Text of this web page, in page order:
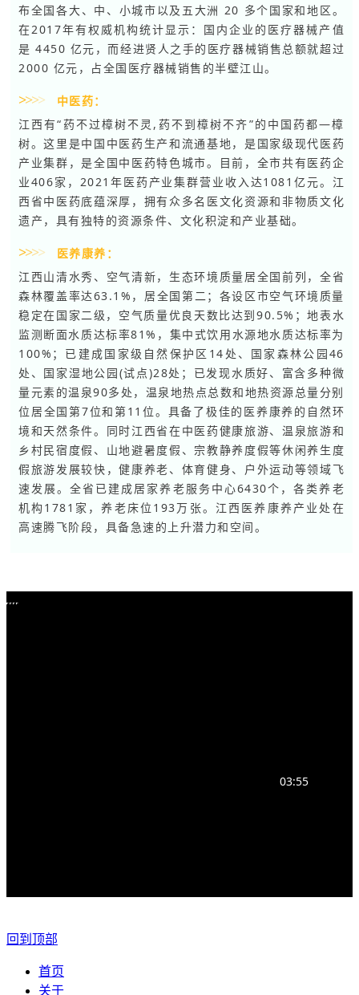
布全国各大、中、小城市以及五大洲 20 多个国家和地区。
在2017年有权威机构统计显示：国内企业的医疗器械产值
是 4450 亿元，而经进贤人之手的医疗器械销售总额就超过
2000 亿元，占全国医疗器械销售的半壁江山。
>>>>
中医药：
江西有“药不过樟树不灵,药不到樟树不齐”的中国药都—樟
树。这里是中国中医药生产和流通基地，是国家级现代医药
产业集群，是全国中医药特色城市。目前，全市共有医药企
业406家，2021年医药产业集群营业收入达1081亿元。江
西省中医药底蕴深厚，拥有众多名医文化资源和非物质文化
遗产，具有独特的资源条件、文化积淀和产业基础。
>>>>
医养康养：
江西山清水秀、空气清新，生态环境质量居全国前列，全省
森林覆盖率达63.1%，居全国第二；各设区市空气环境质量
稳定在国家二级，空气质量优良天数比达到90.5%；地表水
监测断面水质达标率81%，集中式饮用水源地水质达标率为
100%；已建成国家级自然保护区14处、国家森林公园46
处、国家湿地公园(试点)28处；已发现水质好、富含多种微
量元素的温泉90多处，温泉地热点总数和地热资源总量分别
位居全国第7位和第11位。具备了极佳的医养康养的自然环
境和天然条件。同时江西省在中医药健康旅游、温泉旅游和
乡村民宿度假、山地避暑度假、宗教静养度假等休闲养生度
假旅游发展较快，健康养老、体育健身、户外运动等领域飞
速发展。全省已建成居家养老服务中心6430个，各类养老
机构1781家，养老床位193万张。江西医养康养产业处在
高速腾飞阶段，具备急速的上升潜力和空间。
03:55
回到顶部
首页
关于